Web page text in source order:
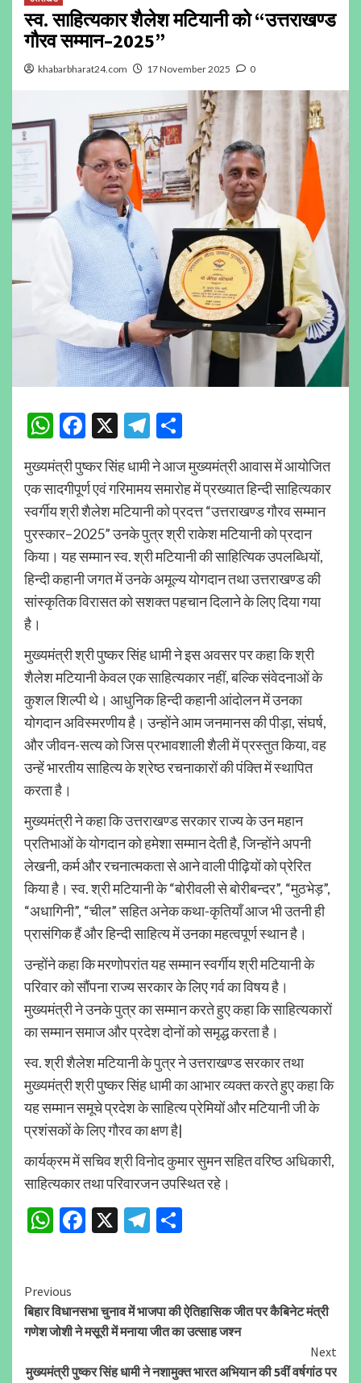
स्व. साहित्यकार शैलेश मटियानी को “उत्तराखण्ड
गौरव सम्मान–2025”
khabarbharat24.com 17 November 2025 0
WhatsApp
Facebook
X Telegram
मुख्यमंत्री पुष्कर सिंह धामी ने आज मुख्यमंत्री आवास में आयोजित
एक सादगीपूर्ण एवं गरिमामय समारोह में प्रख्यात हिन्दी साहित्यकार
स्वर्गीय श्री शैलेश मटियानी को प्रदत्त “उत्तराखण्ड गौरव सम्मान
पुरस्कार–2025” उनके पुत्र श्री राकेश मटियानी को प्रदान
किया। यह सम्मान स्व. श्री मटियानी की साहित्यिक उपलब्धियों,
हिन्दी कहानी जगत में उनके अमूल्य योगदान तथा उत्तराखण्ड की
सांस्कृतिक विरासत को सशक्त पहचान दिलाने के लिए दिया गया
है।
मुख्यमंत्री श्री पुष्कर सिंह धामी ने इस अवसर पर कहा कि श्री
शैलेश मटियानी केवल एक साहित्यकार नहीं, बल्कि संवेदनाओं के
कुशल शिल्पी थे। आधुनिक हिन्दी कहानी आंदोलन में उनका
योगदान अविस्मरणीय है। उन्होंने आम जनमानस की पीड़ा, संघर्ष,
और जीवन-सत्य को जिस प्रभावशाली शैली में प्रस्तुत किया, वह
उन्हें भारतीय साहित्य के श्रेष्ठ रचनाकारों की पंक्ति में स्थापित
करता है।
मुख्यमंत्री ने कहा कि उत्तराखण्ड सरकार राज्य के उन महान
प्रतिभाओं के योगदान को हमेशा सम्मान देती है, जिन्होंने अपनी
लेखनी, कर्म और रचनात्मकता से आने वाली पीढ़ियों को प्रेरित
किया है। स्व. श्री मटियानी के “बोरीवली से बोरीबन्दर”, “मुठभेड़”,
“अधागिनी”, “चील” सहित अनेक कथा-कृतियाँ आज भी उतनी ही
प्रासंगिक हैं और हिन्दी साहित्य में उनका महत्वपूर्ण स्थान है।
उन्होंने कहा कि मरणोपरांत यह सम्मान स्वर्गीय श्री मटियानी के
परिवार को सौंपना राज्य सरकार के लिए गर्व का विषय है।
मुख्यमंत्री ने उनके पुत्र का सम्मान करते हुए कहा कि साहित्यकारों
का सम्मान समाज और प्रदेश दोनों को समृद्ध करता है।
स्व. श्री शैलेश मटियानी के पुत्र ने उत्तराखण्ड सरकार तथा
मुख्यमंत्री श्री पुष्कर सिंह धामी का आभार व्यक्त करते हुए कहा कि
यह सम्मान समूचे प्रदेश के साहित्य प्रेमियों और मटियानी जी के
प्रशंसकों के लिए गौरव का क्षण है|
कार्यक्रम में सचिव श्री विनोद कुमार सुमन सहित वरिष्ठ अधिकारी,
साहित्यकार तथा परिवारजन उपस्थित रहे।
WhatsApp
Facebook
X Telegram
Continue
Reading
Previous
बिहार विधानसभा चुनाव में भाजपा की ऐतिहासिक जीत पर कैबिनेट मंत्री
गणेश जोशी ने मसूरी में मनाया जीत का उत्साह जश्न
Next
मुख्यमंत्री पुष्कर सिंह धामी ने नशामुक्त भारत अभियान की 5वीं वर्षगांठ पर